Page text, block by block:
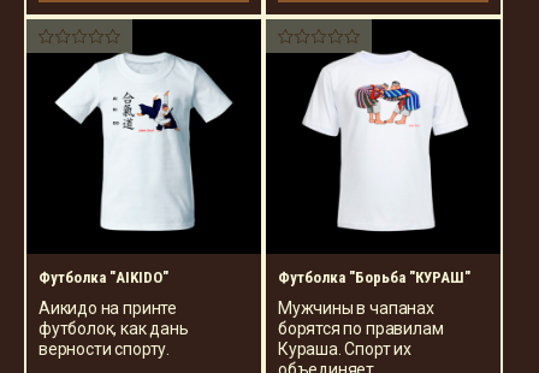
Футболка "AIKIDO"
Аикидо на принте
футболок, как дань
верности спорту.
Футболка "Борьба "КУРАШ"
Мужчины в чапанах
борятся по правилам
Кураша. Спорт их